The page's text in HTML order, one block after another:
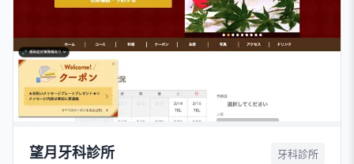
望月牙科診所 牙科診所